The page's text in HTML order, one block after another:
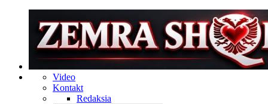
Video
Kontakt
Redaksia